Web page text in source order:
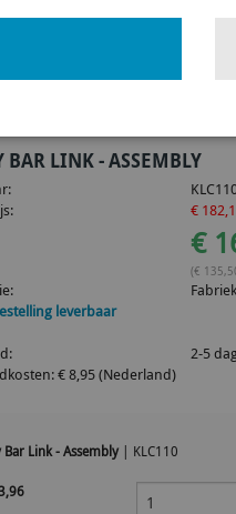
928 van 3503
BAR LINK - ASSEMBLY
€
€
(€
leverbaar
2-5
€ 8,95 (Nederland)
Bar Link - Assembly | KLC110